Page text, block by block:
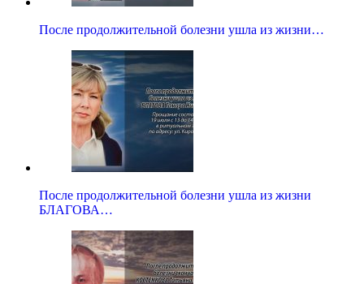
После продолжительной болезни ушла из жизни…
После продолжительной болезни ушла из жизни
БЛАГОВА…